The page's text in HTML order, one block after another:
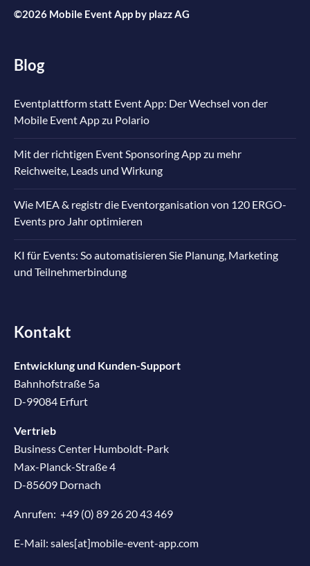
©2026 Mobile Event App by plazz AG
Blog
Eventplattform statt Event App: Der Wechsel von der
Mobile Event App zu Polario
Mit der richtigen Event Sponsoring App zu mehr
Reichweite, Leads und Wirkung
Wie MEA & registr die Eventorganisation von 120 ERGO-
Events pro Jahr optimieren
KI für Events: So automatisieren Sie Planung, Marketing
und Teilnehmerbindung
Kontakt
Entwicklung und Kunden-Support
Bahnhofstraße 5a
D-99084 Erfurt
Vertrieb
Business Center Humboldt-Park
Max-Planck-Straße 4
D-85609 Dornach
Anrufen: +49 (0) 89 26 20 43 469
E-Mail: sales[at]mobile-event-app.com